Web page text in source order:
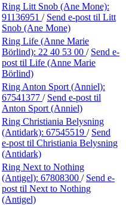
Ring Litt Snob (Ane Mone):
91136951 / Send e-post til Litt
Snob (Ane Mone)
Ring Life (Anne Marie
Börlind): 22 40 53 00 / Send e-
post til Life (Anne Marie
Börlind)
Ring Anton Sport (Anniel):
67541377 / Send e-post til
Anton Sport (Anniel)
Ring Christiania Belysning
(Antidark): 67545519 / Send
e-post til Christiania Belysning
(Antidark)
Ring Next to Nothing
(Antigel): 67808300 / Send e-
post til Next to Nothing
(Antigel)